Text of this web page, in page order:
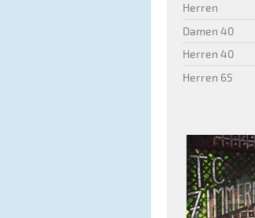
Herren
Damen 40
Herren 40
Herren 65